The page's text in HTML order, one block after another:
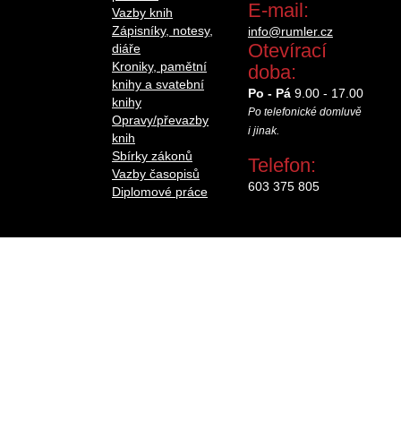
Vazby knih
Zápisníky, notesy,
diáře
Kroniky, pamětní
knihy a svatební
knihy
Opravy/převazby
knih
Sbírky zákonů
Vazby časopisů
Diplomové práce
E-mail:
info@rumler.cz
Otevírací
doba:
Po - Pá9.00 - 17.00
Po telefonické domluvě
i jinak.
Telefon:
603 375 805